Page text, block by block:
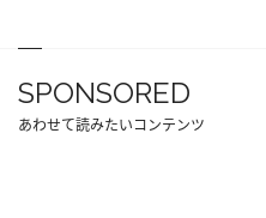
SPONSORED
あわせて読みたいコンテンツ